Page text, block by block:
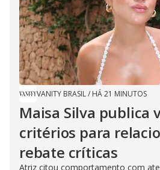
VANITY BRASIL/ HÁ 21 MINUTOS
Maisa Silva publica
critérios para
rebate críticas
Atriz citou comportamento com